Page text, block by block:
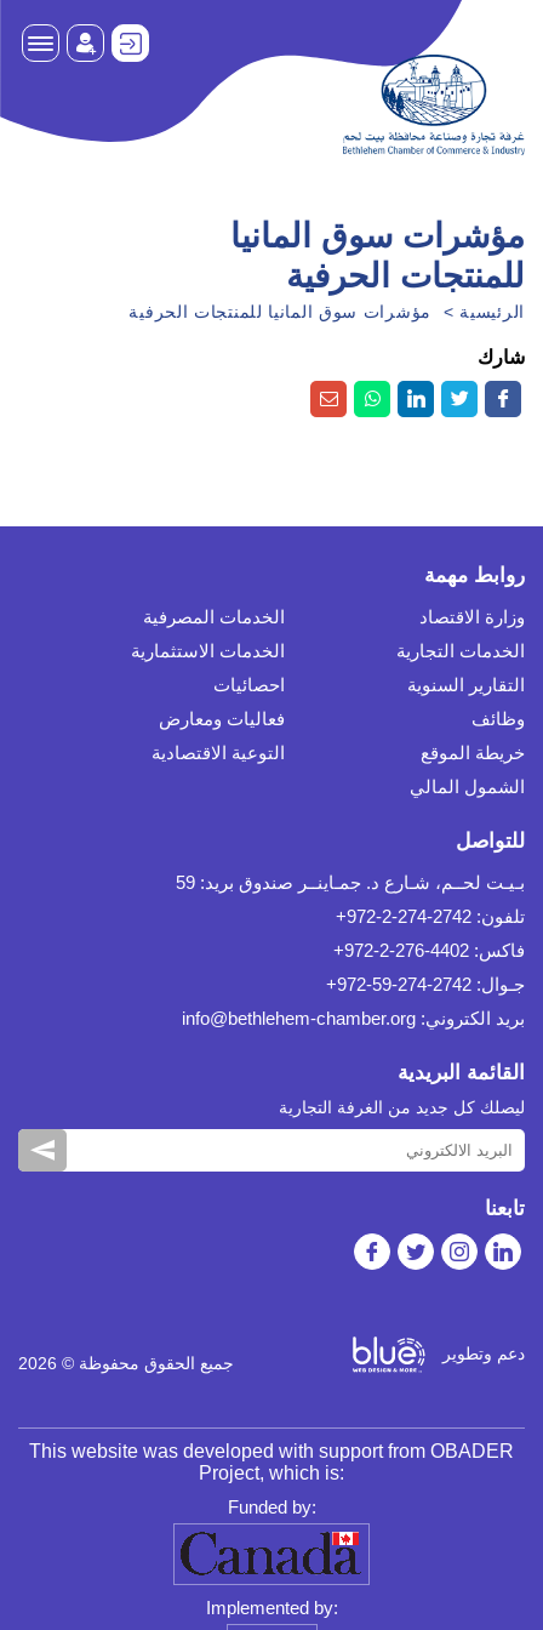
مؤشرات سوق المانيا
للمنتجات الحرفية
الرئيسية مؤشرات سوق المانيا للمنتجات الحرفية
شارك
روابط مهمة
وزارة الاقتصاد
الخدمات المصرفية
الخدمات التجارية
الخدمات الاستثمارية
التقارير السنوية
احصائيات
وظائف
فعاليات ومعارض
خريطة الموقع
التوعية الاقتصادية
الشمول المالي
للتواصل
بـيـت لحــم، شـارع د. جمـاينــر صندوق بريد: 59
تلفون: 2742-274-2-972+
فاكس: 4402-276-2-972+
جـوال: 2742-274-59-972+
بريد الكتروني: info@bethlehem-chamber.org
القائمة البريدية
ليصلك كل جديد من الغرفة التجارية
تابعنا
دعم وتطوير
جميع الحقوق محفوظة © 2026
This website was developed with support from OBADER
Project, which is:
Implemented by:
Funded by: